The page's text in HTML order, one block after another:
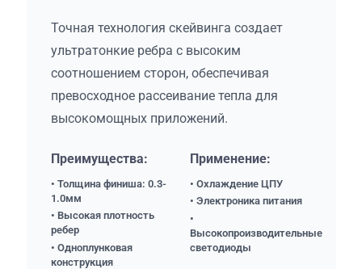
Точная технология скейвинга создает
ультратонкие ребра с высоким
соотношением сторон, обеспечивая
превосходное рассеивание тепла для
высокомощных приложений.
Преимущества:
• Толщина финиша: 0.3-
1.0мм
• Высокая плотность
ребер
• Одноплунковая
конструкция
Применение:
• Охлаждение ЦПУ
• Электроника питания
•
Высокопроизводительные
светодиоды